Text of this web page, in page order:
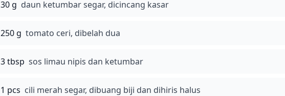
30 g daun ketumbar segar, dicincang kasar
250 g tomato ceri, dibelah dua
3 tbsp sos limau nipis dan ketumbar
1 pcs cili merah segar, dibuang biji dan dihiris halus